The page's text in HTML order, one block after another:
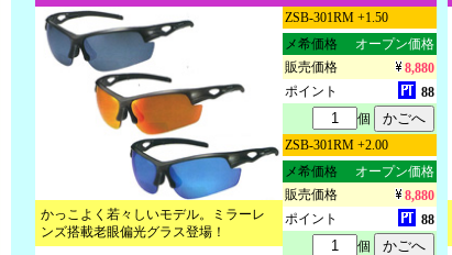
かっこよく若々しいモデル。ミラーレ
ンズ搭載老眼偏光グラス登場！
ZSB-301RM +1.50
メ希価格
オープン価格
販売価格
8,880
ポイント
88
個
ZSB-301RM +2.00
メ希価格
オープン価格
販売価格
8,880
ポイント
88
個